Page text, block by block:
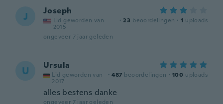
J Joseph
Lid geworden van
2015
· 23 beoordelingen · 1 uploads
ongeveer 7 jaar geleden
U Ursula
Lid geworden van
2017
· 487 beoordelingen · 100 uploads
alles bestens danke
ongeveer 7 jaar geleden